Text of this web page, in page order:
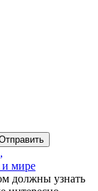
,
и мире
должны узнать